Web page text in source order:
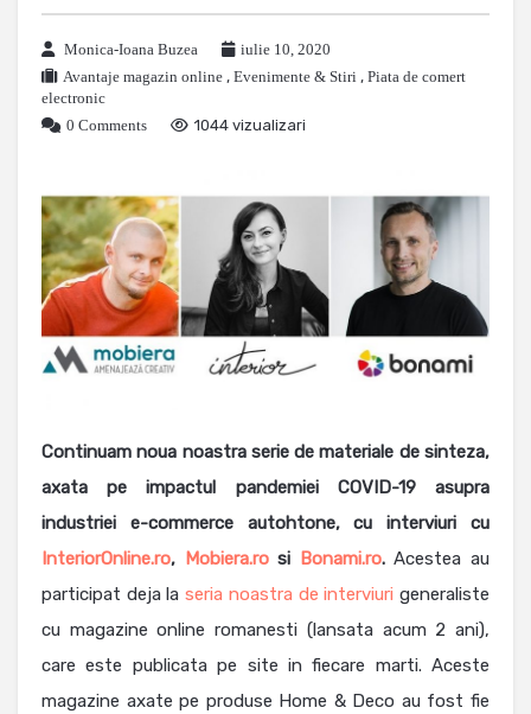
Monica-Ioana Buzea
iulie 10, 2020
Avantaje magazin online , Evenimente & Stiri , Piata de comert
electronic
0 Comments
1044 vizualizari
Continuam noua noastra serie de materiale de sinteza,
axata pe impactul pandemiei COVID-19 asupra
industriei e-commerce autohtone, cu interviuri cu
InteriorOnline.ro, Mobiera.rosi Bonami.ro.Acestea au
participat deja laseria noastra de interviuri generaliste
cu magazine online romanesti (lansata acum 2 ani),
care este publicata pe site in fiecare marti. Aceste
magazine axate pe produse Home & Deco au fost fie